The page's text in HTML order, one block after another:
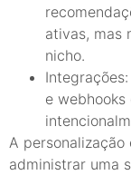
ativas, mas
nicho.
e
A
administrar uma